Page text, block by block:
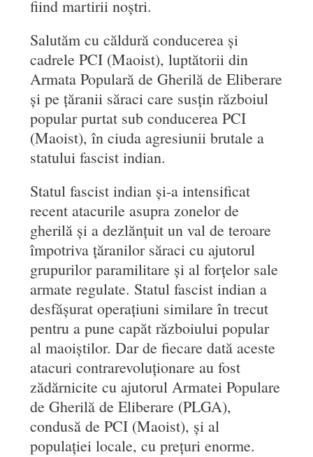
fiind martirii noștri.
Salutăm cu căldură conducerea și
cadrele PCI (Maoist), luptătorii din
Armata Populară de Gherilă de Eliberare
și pe țăranii săraci care susțin războiul
popular purtat sub conducerea PCI
(Maoist), în ciuda agresiunii brutale a
statului fascist indian.
Statul fascist indian și-a intensificat
recent atacurile asupra zonelor de
gherilă și a dezlănțuit un val de teroare
împotriva țăranilor săraci cu ajutorul
grupurilor paramilitare și al forțelor sale
armate regulate. Statul fascist indian a
desfășurat operațiuni similare în trecut
pentru a pune capăt războiului popular
al maoiștilor. Dar de fiecare dată aceste
atacuri contrarevoluționare au fost
zădărnicite cu ajutorul Armatei Populare
de Gherilă de Eliberare (PLGA),
condusă de PCI (Maoist), și al
populației locale, cu prețuri enorme.